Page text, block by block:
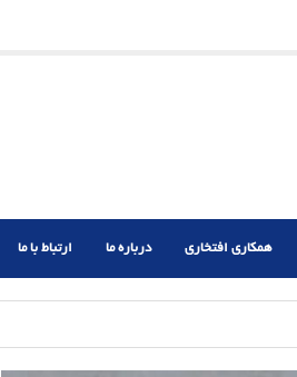
همکاری افتخاری درباره ما ارتباط با ما